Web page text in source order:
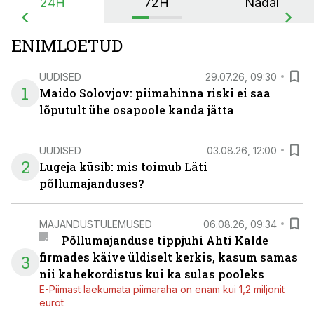
ENIMLOETUD
1
UUDISED 29.07.26, 09:30
Maido Solovjov: piimahinna riski ei saa
lõputult ühe osapoole kanda jätta
2
UUDISED 03.08.26, 12:00
Lugeja küsib: mis toimub Läti
põllumajanduses?
3
MAJANDUSTULEMUSED 06.08.26, 09:34
Põllumajanduse tippjuhi Ahti Kalde
firmades käive üldiselt kerkis, kasum samas
nii kahekordistus kui ka sulas pooleks
E-Piimast laekumata piimaraha on enam kui 1,2 miljonit
eurot